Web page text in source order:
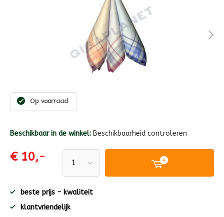
Op voorraad
Beschikbaar in de winkel: Beschikbaarheid controleren
€ 10,-
beste prijs - kwaliteit
klantvriendelijk